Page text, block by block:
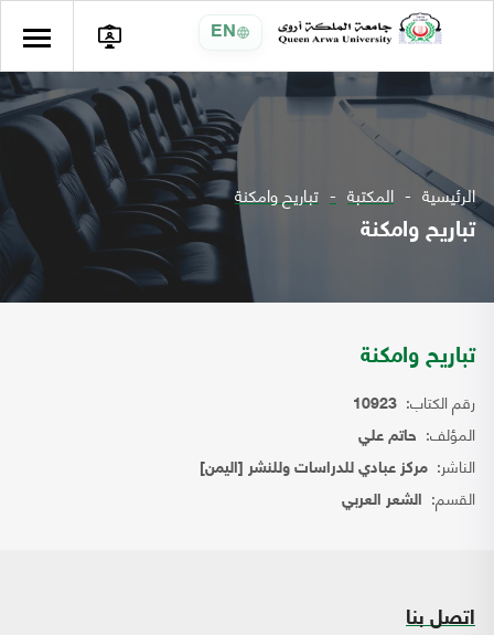
EN
الرئيسية المكتبة تباريح وامكنة
تباريح وامكنة
تباريح وامكنة
رقم الكتاب: 10923
المؤلف: حاتم علي
الناشر: مركز عبادي للدراسات وللنشر [اليمن]
القسم: الشعر العربي
اتصل بنا